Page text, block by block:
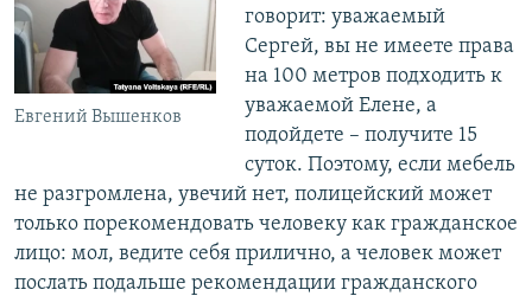
Евгений Вышенков
говорит: уважаемый
Сергей, вы не имеете права
на 100 метров подходить к
уважаемой Елене, а
подойдете – получите 15
суток. Поэтому, если мебель
не разгромлена, увечий нет, полицейский может
только порекомендовать человеку как гражданское
лицо: мол, ведите себя прилично, а человек может
послать подальше рекомендации гражданского